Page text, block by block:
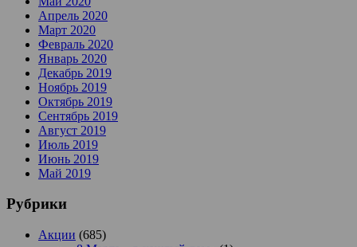
Апрель 2020
Март 2020
Февраль 2020
Январь 2020
Декабрь 2019
Ноябрь 2019
Октябрь 2019
Сентябрь 2019
Август 2019
Июль 2019
Июнь 2019
Май 2019
Рубрики
Акции (685)